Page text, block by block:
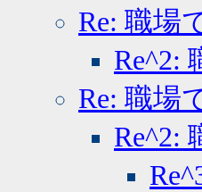
Re: 職場
Re^2:
Re: 職場
Re^2: